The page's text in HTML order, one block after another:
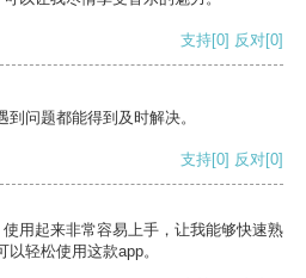
支持[0] 反对[0]
问题都能得到及时解决。
支持[0] 反对[0]
用起来非常容易上手，让我能够快速熟
轻松使用这款app。